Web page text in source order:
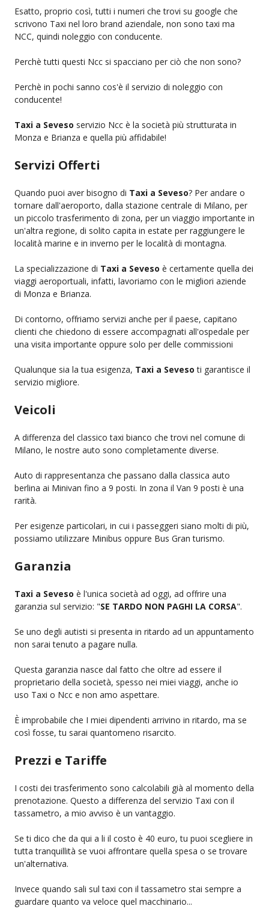
Esatto, proprio così, tutti i numeri che trovi su google che
scrivono Taxi nel loro brand aziendale, non sono taxi ma
NCC, quindi noleggio con conducente.
Perchè tutti questi Ncc si spacciano per ciò che non sono?
Perchè in pochi sanno cos'è il servizio di noleggio con
conducente!
Taxi a Seveso servizio Ncc è la società più strutturata in
Monza e Brianza e quella più affidabile!
Servizi Offerti
Quando puoi aver bisogno di Taxi a Seveso? Per andare o
tornare dall'aeroporto, dalla stazione centrale di Milano, per
un piccolo trasferimento di zona, per un viaggio importante in
un'altra regione, di solito capita in estate per raggiungere le
località marine e in inverno per le località di montagna.
La specializzazione di Taxi a Seveso è certamente quella dei
viaggi aeroportuali, infatti, lavoriamo con le migliori aziende
di Monza e Brianza.
Di contorno, offriamo servizi anche per il paese, capitano
clienti che chiedono di essere accompagnati all'ospedale per
una visita importante oppure solo per delle commissioni
Qualunque sia la tua esigenza, Taxi a Seveso ti garantisce il
servizio migliore.
Veicoli
A differenza del classico taxi bianco che trovi nel comune di
Milano, le nostre auto sono completamente diverse.
Auto di rappresentanza che passano dalla classica auto
berlina ai Minivan fino a 9 posti. In zona il Van 9 posti è una
rarità.
Per esigenze particolari, in cui i passeggeri siano molti di più,
possiamo utilizzare Minibus oppure Bus Gran turismo.
Garanzia
Taxi a Seveso è l'unica società ad oggi, ad offrire una
garanzia sul servizio: "SE TARDO NON PAGHI LA CORSA".
Se uno degli autisti si presenta in ritardo ad un appuntamento
non sarai tenuto a pagare nulla.
Questa garanzia nasce dal fatto che oltre ad essere il
proprietario della società, spesso nei miei viaggi, anche io
uso Taxi o Ncc e non amo aspettare.
È improbabile che I miei dipendenti arrivino in ritardo, ma se
così fosse, tu sarai quantomeno risarcito.
Prezzi e Tariffe
I costi dei trasferimento sono calcolabili già al momento della
prenotazione. Questo a differenza del servizio Taxi con il
tassametro, a mio avviso è un vantaggio.
Se ti dico che da qui a li il costo è 40 euro, tu puoi scegliere in
tutta tranquillità se vuoi affrontare quella spesa o se trovare
un'alternativa.
Invece quando sali sul taxi con il tassametro stai sempre a
guardare quanto va veloce quel macchinario...